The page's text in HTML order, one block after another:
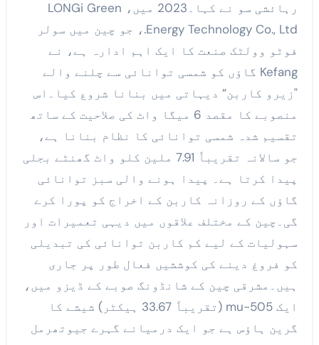
رہائشی سو نے کہا۔2023 میں، LONGi Green
Energy Technology Co., Ltd.، جو چین میں سولر
فوٹو وولٹک صنعت کا ایک اہم ادارہ ہے، نے
Kefang گاؤں کو شمسی توانائی سے چلنے والے
"زیرو کاربن” دیہاتی میں بنانا شروع کیا۔اس
منصوبے کا مقصد 6 میگا واٹ کی صلاحیت کے ساتھ
تقسیم شدہ شمسی توانائی کا نظام بنانا ہے،
جو سالانہ تقریباً 7.91 ملین کلو واٹ گھنٹے بجلی
پیدا کرتا ہے۔ پیدا ہونے والی سبز توانائی
گاؤں کے روزانہ کاربن کے اخراج کو پورا کرے
گی۔چین کے مختلف علاقوں میں دیہی تعمیرات اور
سہولیات کے لیے کم کاربن توانائی کی تبدیلی
کو فروغ دینے کی کوششیں فعال طور پر جاری
ہیں۔مشرقی چین کے شانڈونگ صوبے کے ڈیزو میں،
ایک 505-mu (تقریباً 33.67 ہیکٹر) شیشے کا
گرین ہاؤس ہے جو ایک درمیانے گہرے جیوتھرمل